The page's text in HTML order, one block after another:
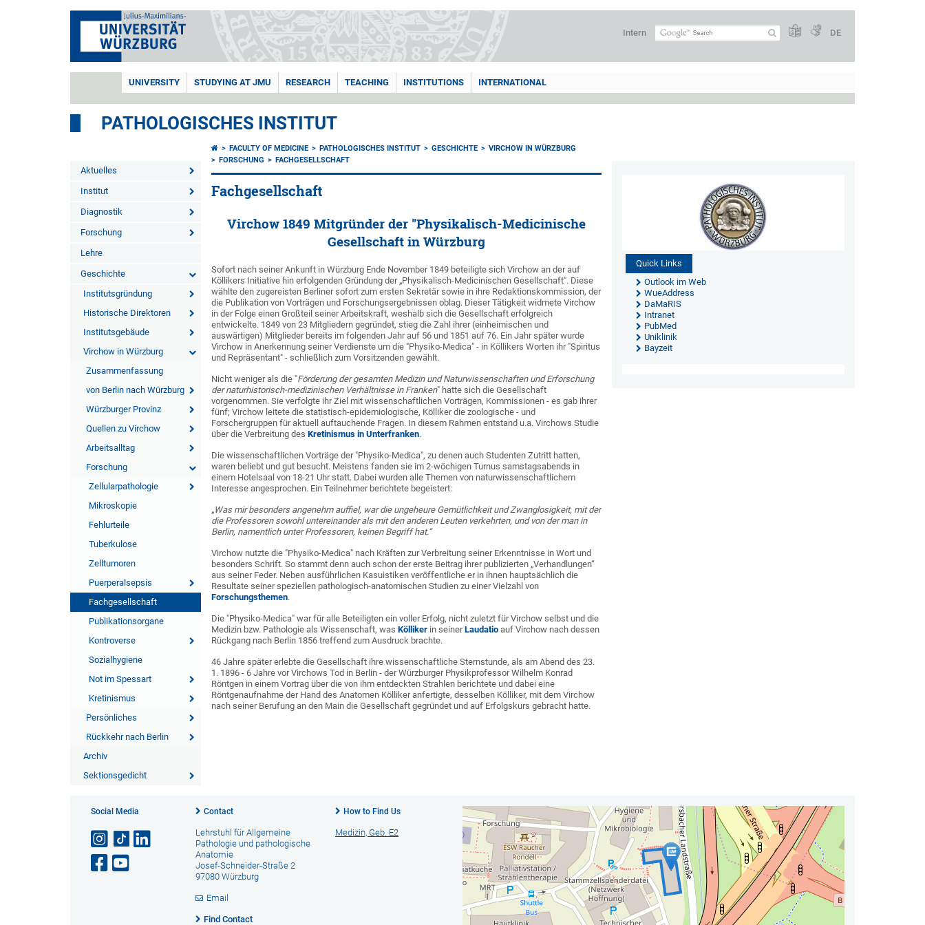
Intern DE
UNIVERSITY STUDYING AT JMU RESEARCH TEACHING INSTITUTIONS INTERNATIONAL
PATHOLOGISCHES INSTITUT
Aktuelles
Institut
Diagnostik
Forschung
Lehre
Geschichte
Institutsgründung
Historische Direktoren
Institutsgebäude
Virchow in Würzburg
Zusammenfassung
von Berlin nach Würzburg
Würzburger Provinz
Quellen zu Virchow
Arbeitsalltag
Forschung
Zellularpathologie
Mikroskopie
Fehlurteile
Tuberkulose
Zelltumoren
Puerperalsepsis
Fachgesellschaft
Publikationsorgane
Kontroverse
Sozialhygiene
Not im Spessart
Kretinismus
Persönliches
Rückkehr nach Berlin
Archiv
Sektionsgedicht
FACULTY OF MEDICINE PATHOLOGISCHES INSTITUT GESCHICHTE
VIRCHOW IN WÜRZBURG
FORSCHUNG
FACHGESELLSCHAFT
Fachgesellschaft
Virchow 1849 Mitgründer der "Physikalisch-Medicinische
Gesellschaft in Würzburg
Sofort nach seiner Ankunft in Würzburg Ende November 1849 beteiligte sich Virchow an der auf
Köllikers Initiative hin erfolgenden Gründung der „Physikalisch-Medicinischen Gesellschaft". Diese
wählte den zugereisten Berliner sofort zum ersten Sekretär sowie in ihre Redaktionskommission, der
die Publikation von Vorträgen und Forschungsergebnissen oblag. Dieser Tätigkeit widmete Virchow
in der Folge einen Großteil seiner Arbeitskraft, weshalb sich die Gesellschaft erfolgreich
entwickelte. 1849 von 23 Mitgliedern gegründet, stieg die Zahl ihrer (einheimischen und
auswärtigen) Mitglieder bereits im folgenden Jahr auf 56 und 1851 auf 76. Ein Jahr später wurde
Virchow in Anerkennung seiner Verdienste um die "Physiko-Medica" - in Köllikers Worten ihr "Spiritus
und Repräsentant" - schließlich zum Vorsitzenden gewählt.
Nicht weniger als die "Förderung der gesamten Medizin und Naturwissenschaften und Erforschung
der naturhistorisch-medizinischen Verhältnisse in Franken" hatte sich die Gesellschaft
vorgenommen. Sie verfolgte ihr Ziel mit wissenschaftlichen Vorträgen, Kommissionen - es gab ihrer
fünf; Virchow leitete die statistisch-epidemiologische, Kölliker die zoologische - und
Forschergruppen für aktuell auftauchende Fragen. In diesem Rahmen entstand u.a. Virchows Studie
über die Verbreitung desKretinismus in Unterfranken.
Die wissenschaftlichen Vorträge der "Physiko-Medica", zu denen auch Studenten Zutritt hatten,
waren beliebt und gut besucht. Meistens fanden sie im 2-wöchigen Turnus samstagsabends in
einem Hotelsaal von 18-21 Uhr statt. Dabei wurden alle Themen von naturwissenschaftlichem
Interesse angesprochen. Ein Teilnehmer berichtete begeistert:
„Was mir besonders angenehm auffiel, war die ungeheure Gemütlichkeit und Zwanglosigkeit, mit der
die Professoren sowohl untereinander als mit den anderen Leuten verkehrten, und von der man in
Berlin, namentlich unter Professoren, keinen Begriff hat.“
Virchow nutzte die "Physiko-Medica" nach Kräften zur Verbreitung seiner Erkenntnisse in Wort und
besonders Schrift. So stammt denn auch schon der erste Beitrag ihrer publizierten „Verhandlungen“
aus seiner Feder. Neben ausführlichen Kasuistiken veröffentliche er in ihnen hauptsächlich die
Resultate seiner speziellen pathologisch-anatomischen Studien zu einer Vielzahl von
Forschungsthemen.
Die "Physiko-Medica" war für alle Beteiligten ein voller Erfolg, nicht zuletzt für Virchow selbst und die
Medizin bzw. Pathologie als Wissenschaft, wasKölliker in seinerLaudatio auf Virchow nach dessen
Rückgang nach Berlin 1856 treffend zum Ausdruck brachte.
46 Jahre später erlebte die Gesellschaft ihre wissenschaftliche Sternstunde, als am Abend des 23.
1. 1896 - 6 Jahre vor Virchows Tod in Berlin - der Würzburger Physikprofessor Wilhelm Konrad
Röntgen in einem Vortrag über die von ihm entdeckten Strahlen berichtete und dabei eine
Röntgenaufnahme der Hand des Anatomen Kölliker anfertigte, desselben Kölliker, mit dem Virchow
nach seiner Berufung an den Main die Gesellschaft gegründet und auf Erfolgskurs gebracht hatte.
Quick Links
Outlook im Web
WueAddress
DaMaRIS
Intranet
PubMed
Uniklinik
Bayzeit
Social Media Contact
Lehrstuhl für Allgemeine
Pathologie und pathologische
Anatomie
Josef-Schneider-Straße 2
97080 Würzburg
Email
Find Contact
How to Find Us
Medizin, Geb. E2